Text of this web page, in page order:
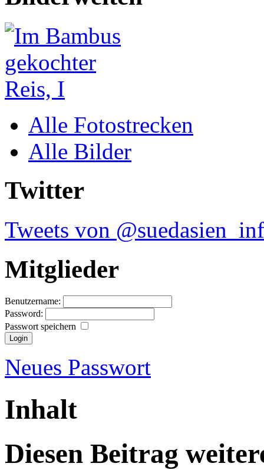
Alle Fotostrecken
Alle Bilder
Twitter
Tweets von
Mitglieder
Benutzername:
Password:
Passwort speichern
Neues Passwort
Inhalt
Diesen Beitrag